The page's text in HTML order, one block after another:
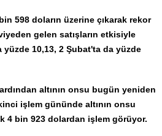
598 doların üzerine çıkarak rekor
gelen satışların etkisiyle
10,13, 2 Şubat'ta da yüzde
altının onsu bugün yeniden
işlem gününde altının onsu
4 bin 923 dolardan işlem görüyor.